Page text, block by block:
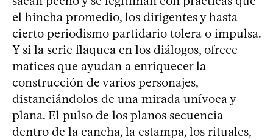
el hincha promedio, los dirigentes y hasta
cierto periodismo partidario tolera o impulsa.
Y si la serie flaquea en los diálogos, ofrece
matices que ayudan a enriquecer la
construcción de varios personajes,
distanciándolos de una mirada unívoca y
plana. El pulso de los planos secuencia
dentro de la cancha, la estampa, los rituales,